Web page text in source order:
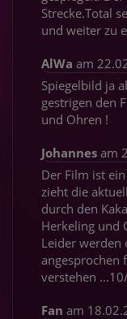
Strecke.Total
und weiter zu
AlWa am
Spiegelbild ja
gestrigen den
und Ohren !
Johannes am
Der Film ist
zieht die
durch den
Herkeling und
Leider werden
angesprochen
verstehen
Fan am